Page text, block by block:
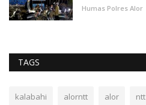
Humas Polres Alor
TAGS
kalabahi alorntt alor ntt